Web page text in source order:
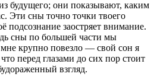
будущего; они показывают, каким
Эти сны точно точки твоего
подсознание заостряет внимание.
сны по большей части мы
крупно повезло — свой сон я
перед глазами до сих пор стоит
взгляд.